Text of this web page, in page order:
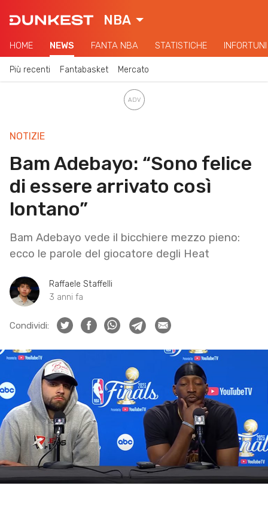
NBA
HOME NEWS FANTA NBA STATISTICHE INFORTUNI
Più recenti Fantabasket Mercato
NOTIZIE
Bam Adebayo: “Sono felice
di essere arrivato così
lontano”
Bam Adebayo vede il bicchiere mezzo pieno:
ecco le parole del giocatore degli Heat
Raffaele Staffelli
3 anni fa
Condividi: